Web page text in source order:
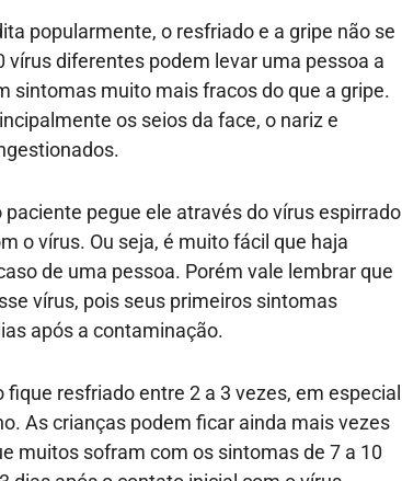
popularmente, o resfriado e a gripe não se
diferentes podem levar uma pessoa a
sintomas muito mais fracos do que a gripe.
os seios da face, o nariz e
pegue ele através do vírus espirrado
o vírus. Ou seja, é muito fácil que haja
de uma pessoa. Porém vale lembrar que
vírus, pois seus primeiros sintomas
após a contaminação.
resfriado entre 2 a 3 vezes, em especial
As crianças podem ficar ainda mais vezes
muitos sofram com os sintomas de 7 a 10